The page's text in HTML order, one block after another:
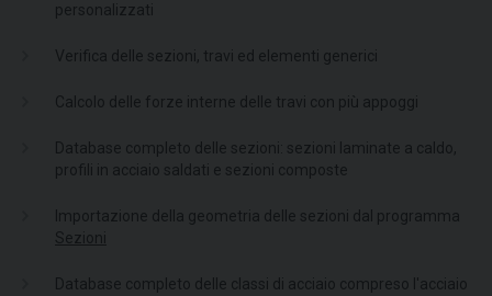
personalizzati
Verifica delle sezioni, travi ed elementi generici
Calcolo delle forze interne delle travi con più appoggi
Database completo delle sezioni: sezioni laminate a caldo,
profili in acciaio saldati e sezioni composte
Importazione della geometria delle sezioni dal programma
Sezioni
Database completo delle classi di acciaio compreso l'acciaio